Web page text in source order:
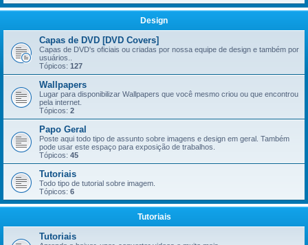
Design
Capas de DVD [DVD Covers]
Capas de DVD's oficiais ou criadas por nossa equipe de design e também por
usuários..
Tópicos: 127
Wallpapers
Lugar para disponibilizar Wallpapers que você mesmo criou ou que encontrou
pela internet.
Tópicos: 2
Papo Geral
Poste aqui todo tipo de assunto sobre imagens e design em geral. Também
pode usar este espaço para exposição de trabalhos.
Tópicos: 45
Tutoriais
Todo tipo de tutorial sobre imagem.
Tópicos: 6
Tutoriais
Tutoriais